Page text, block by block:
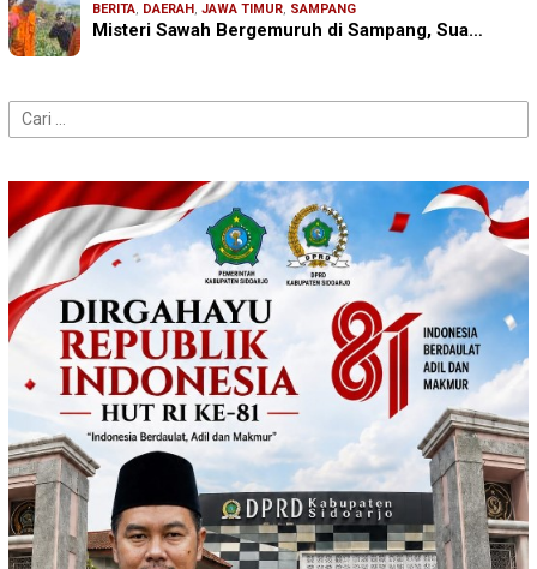
BERITA, DAERAH , JAWA TIMUR, SAMPANG
Misteri Sawah Bergemuruh di Sampang, Sua…
Cari
untuk: